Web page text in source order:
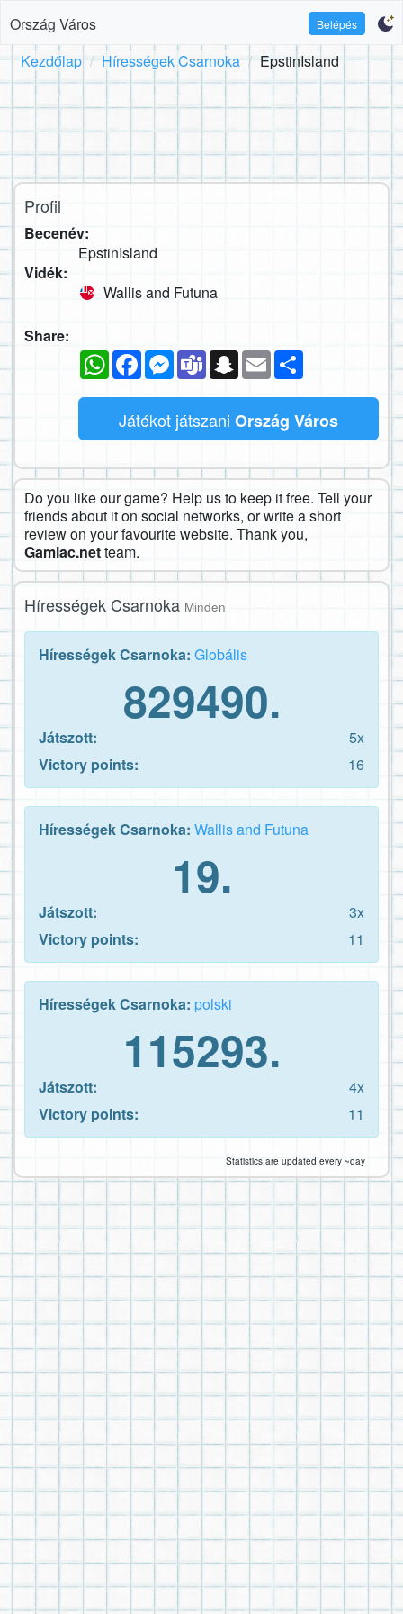
Ország Város Belépés
Kezdőlap Hírességek Csarnoka EpstinIsland
Profil
Becenév:
EpstinIsland
Vidék:
Wallis and Futuna
Share:
WhatsAppFacebookMessenger
TeamsSnapchat
Email
Játékot játszani Ország Város
Do you like our game? Help us to keep it free. Tell your
friends about it on social networks, or write a short
review on your favourite website. Thank you,
Gamiac.netteam.
Hírességek Csarnoka Minden
Hírességek Csarnoka: Globális
829490.
Játszott:
5x
Victory points:
16
Hírességek Csarnoka: Wallis and Futuna
19.
Játszott:
3x
Victory points:
11
Hírességek Csarnoka: polski
115293.
Játszott:
4x
Victory points:
11
Statistics are updated every ~day